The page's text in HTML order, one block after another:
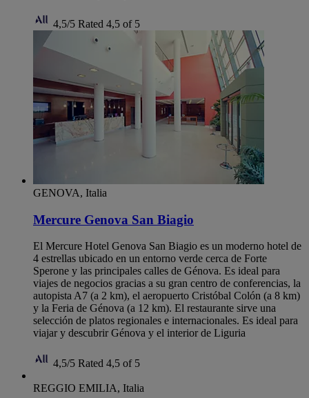
4,5/5 Rated 4,5 of 5
GENOVA, Italia
Mercure Genova San Biagio
El Mercure Hotel Genova San Biagio es un moderno hotel de
4 estrellas ubicado en un entorno verde cerca de Forte
Sperone y las principales calles de Génova. Es ideal para
viajes de negocios gracias a su gran centro de conferencias, la
autopista A7 (a 2 km), el aeropuerto Cristóbal Colón (a 8 km)
y la Feria de Génova (a 12 km). El restaurante sirve una
selección de platos regionales e internacionales. Es ideal para
viajar y descubrir Génova y el interior de Liguria
4,5/5 Rated 4,5 of 5
REGGIO EMILIA, Italia